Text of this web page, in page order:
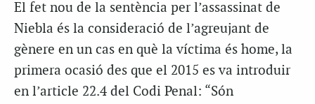
El fet nou de la sentència per l’assassinat de
Niebla és la consideració de l’agreujant de
gènere en un cas en què la víctima és home, la
primera ocasió des que el 2015 es va introduir
en l’article 22.4 del Codi Penal: “Són